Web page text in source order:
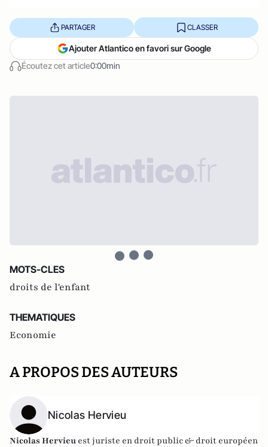
Écoutez cet article0:00min
PARTAGER CLASSER
Ajouter Atlantico en favori sur Google
MOTS-CLES
droits de l'enfant
THEMATIQUES
Economie
A PROPOS DES AUTEURS
Nicolas Hervieu
Nicolas Hervieu est juriste en droit public & droit européen